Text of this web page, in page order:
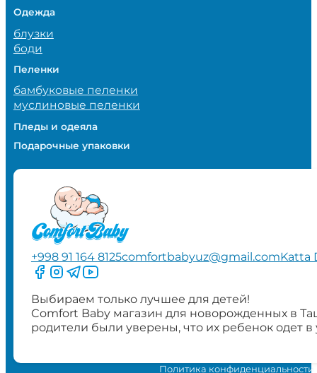
Одежда
блузки
боди
Пеленки
бамбуковые пеленки
муслиновые пеленки
Пледы и одеяла
Подарочные упаковки
+998 91 164 8125comfortbabyuz@gmail.comKatta
Следите за нами на Facebook
Следите за нами в Instagram
Следите за нами в Telegram
Следите за нами в YouTube
Выбираем только лучшее для детей!
Comfort Baby магазин для новорожденных в
родители были уверены, что их ребенок одет
Политика конфиденциальности